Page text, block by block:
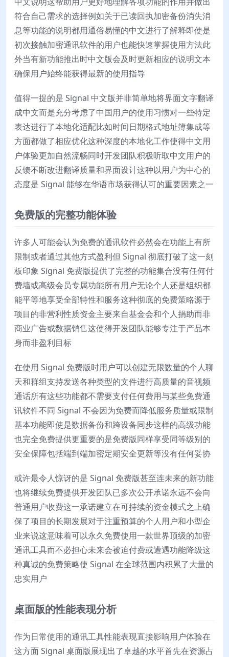
符合自己需求的选择例如关于已读回执加密备份消失消
息等功能的说明都用通俗易懂的中文进行了解释即使是
初次接触加密通讯软件的用户也能快速掌握使用方法此
外当有新功能推出时中文版会及时更新相应的说明文本
确保用户始终能获得最新的使用指导
值得一提的是 Signal 中文版并非简单地将界面文字翻译
成中文而是充分考虑了中国用户的使用习惯对一些特定
表达进行了本地化适配比如时间日期格式地址簿集成等
方面都做了相应优化这种深度的本地化工作使得中文用
户体验更加自然流畅同时开发团队积极听取中文用户的
反馈不断改进翻译质量和界面设计这种以用户为中心的
态度是 Signal 能够在华语市场获得认可的重要因素之一
免费版的完整功能体验
许多人可能会认为免费的通讯软件必然会在功能上有所
限制或者通过其他方式盈利但 Signal 彻底打破了这一刻
板印象 Signal 免费版提供了完整的功能集合没有任何付
费墙或高级会员专属功能所有用户无论个人还是组织都
能平等地享受全部特性和服务这种彻底的免费策略源于
项目的非营利性质资金主要来自基金会和个人捐助而非
商业广告或数据销售这使得开发团队能够专注于产品本
身而非盈利目标
在使用 Signal 免费版时用户可以创建无限数量的个人聊
天和群组支持发送各种类型的文件进行高质量的音视频
通话所有这些功能都不需要支付任何费用与某些免费通
讯软件不同 Signal 不会因为免费而降低服务质量或限制
基本功能即使是数据备份和跨设备同步这样的高级功能
也完全免费提供更重要的是免费版同样享受同等级别的
安全保障包括端到端加密定期安全更新等没有任何妥协
或许最令人惊讶的是 Signal 免费版甚至连未来的新功能
也将继续免费提供开发团队已多次公开承诺永远不会向
普通用户收费这一承诺建立在可持续的资金模式之上确
保了项目的长期发展对于注重预算的个人用户和小型企
业来说这意味着可以永久免费使用一款世界顶级的加密
通讯工具而不必担心未来会被迫付费或遭遇功能降级这
种真诚的免费策略使 Signal 在全球范围内积累了大量的
忠实用户
桌面版的性能表现分析
作为日常使用的通讯工具性能表现直接影响用户体验在
这方面 Signal 桌面版展现出了卓越的水平首先在资源占